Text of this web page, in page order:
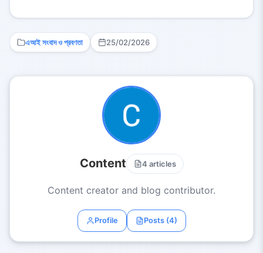
এআই সংবাদ ও প্রবণতা 25/02/2026
Content 4 articles
Content creator and blog contributor.
Profile Posts (4)